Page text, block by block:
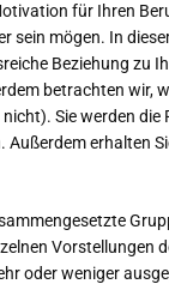
für Ihren
sein mögen. In
Beziehung zu
betrachten wir,
Sie werden die
Außerdem erhalten
Vorstellungen
oder weniger